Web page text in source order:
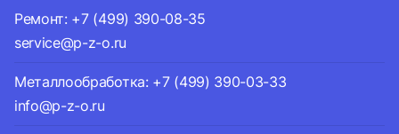
Ремонт: +7 (499) 390-08-35
service@p-z-o.ru
Металлообработка: +7 (499) 390-03-33
info@p-z-o.ru